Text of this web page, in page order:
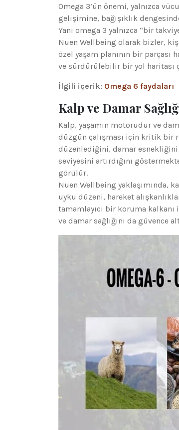
Omega 3’ün önemi, yalnızca
gelişimine, bağışıklık
Yani omega 3 yalnızca “bir
Nuen Wellbeing olarak bizler,
özel yaşam planının bir
ve sürdürülebilir bir yol haritası
İlgili içerik: Omega 6 faydaları
Kalp ve Damar
Kalp, yaşamın motorudur ve
düzgün çalışması için kritik bir
düzenlediğini, damar
seviyesini artırdığını
görülür.
Nuen Wellbeing yaklaşımında,
uyku düzeni, hareket
tamamlayıcı bir koruma
ve damar sağlığını da güvence